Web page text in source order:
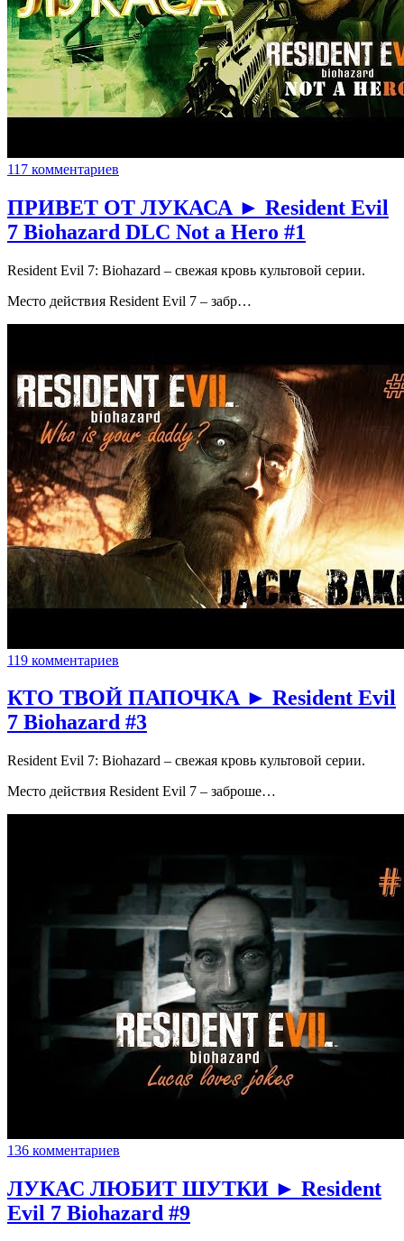
117 комментариев
ПРИВЕТ ОТ ЛУКАСА ► Resident Evil
7 Biohazard DLC Not a Hero #1
Resident Evil 7: Biohazard – свежая кровь культовой серии.
Место действия Resident Evil 7 – забр…
119 комментариев
КТО ТВОЙ ПАПОЧКА ► Resident Evil
7 Biohazard #3
Resident Evil 7: Biohazard – свежая кровь культовой серии.
Место действия Resident Evil 7 – заброше…
136 комментариев
ЛУКАС ЛЮБИТ ШУТКИ ► Resident
Evil 7 Biohazard #9